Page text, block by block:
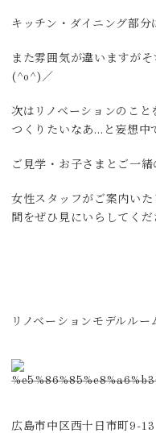
キッチン・ダイニング部分
また雰囲気が違いますが
(^o^)／
次はリノベーションのこ
つくりたいなあ…と妄想中
ご見学・お子さまとご一
女性スタッフがご案内い
間をぜひ見にいらしてく
リノベーションモデルルー
広島市中区西十日市町9-13